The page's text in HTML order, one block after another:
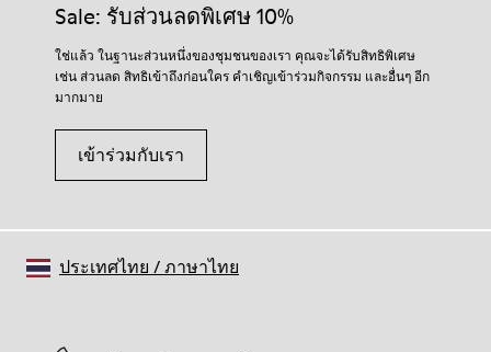
Sale: รับส่วนลดพิเศษ 10%
ใช่แล้ว ในฐานะส่วนหนึ่งของชุมชนของเรา คุณจะได้รับสิทธิพิเศษ
เช่น ส่วนลด สิทธิเข้าถึงก่อนใคร คำเชิญเข้าร่วมกิจกรรม และอื่นๆ อีก
มากมาย
เข้าร่วมกับเรา
ประเทศไทย /ภาษาไทย